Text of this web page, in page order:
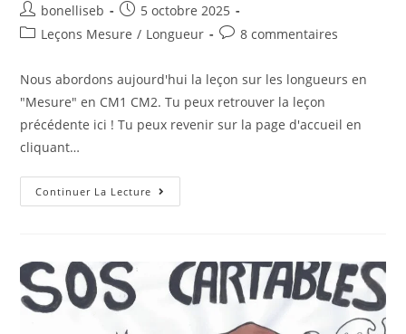
bonelliseb
5 octobre 2025
Leçons Mesure / Longueur 8 commentaires
Nous abordons aujourd'hui la leçon sur les longueurs en
"Mesure" en CM1 CM2. Tu peux retrouver la leçon
précédente ici ! Tu peux revenir sur la page d'accueil en
cliquant…
Continuer La Lecture